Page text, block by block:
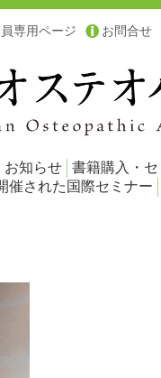
お問合せ
専用ページ
お知らせ 書籍購入・
催された国際セミナー